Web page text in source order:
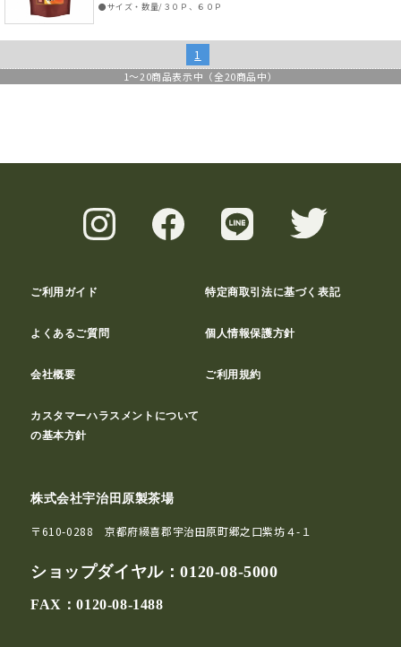
●サイズ・数量/３０Ｐ、６０Ｐ
1
1～20商品表示中（全20商品中）
ご利用ガイド 特定商取引法に基づく表記
よくあるご質問 個人情報保護方針
会社概要 ご利用規約
カスタマーハラスメントについて
の基本方針
株式会社宇治田原製茶場
〒610-0288 京都府綴喜郡宇治田原町郷之口紫坊４-１
ショップダイヤル：0120-08-5000
FAX：0120-08-1488